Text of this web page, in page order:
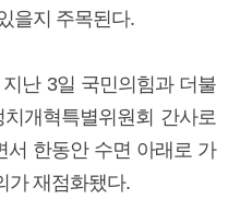
을지 주목된다.
난 3일 국민의힘과 더불
개혁특별위원회 간사로
서 한동안 수면 아래로 가
가 재점화됐다.